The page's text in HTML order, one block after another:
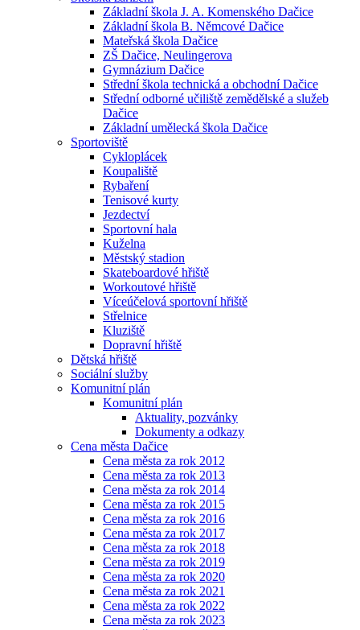
Základní škola J. A. Komenského Dačice
Základní škola B. Němcové Dačice
Mateřská škola Dačice
ZŠ Dačice, Neulingerova
Gymnázium Dačice
Střední škola technická a obchodní Dačice
Střední odborné učiliště zemědělské a služeb
Dačice
Základní umělecká škola Dačice
Sportoviště
Cykloplácek
Koupaliště
Rybaření
Tenisové kurty
Jezdectví
Sportovní hala
Kuželna
Městský stadion
Skateboardové hřiště
Workoutové hřiště
Víceúčelová sportovní hřiště
Střelnice
Kluziště
Dopravní hřiště
Dětská hřiště
Sociální služby
Komunitní plán
Komunitní plán
Aktuality, pozvánky
Dokumenty a odkazy
Cena města Dačice
Cena města za rok 2012
Cena města za rok 2013
Cena města za rok 2014
Cena města za rok 2015
Cena města za rok 2016
Cena města za rok 2017
Cena města za rok 2018
Cena města za rok 2019
Cena města za rok 2020
Cena města za rok 2021
Cena města za rok 2022
Cena města za rok 2023